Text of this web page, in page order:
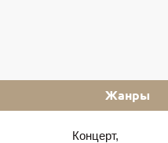
Жанры
Концерт,